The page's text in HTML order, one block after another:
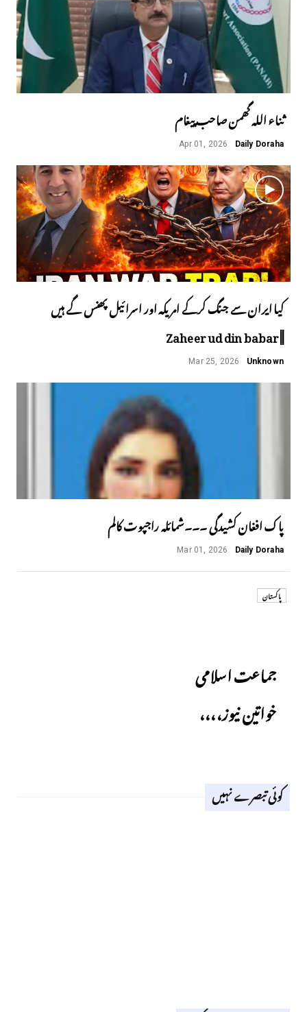
ثناء اللہ گھمن صاحب پیغام
Daily Doraha
Apr 01, 2026
کیا ایران سے جنگ کرکے امریکہ اور اسرائیل پھنس گے ہیں
||Zaheer ud din babar
Unknown
Mar 25, 2026
پاک افغان کشیدگی ۔۔۔شمائلہ راجپوت کالم
Daily Doraha
Mar 01, 2026
پاکستان
جماعت اسلامی
خواتین نیوز،،،،
کوئی تبصرے نہیں